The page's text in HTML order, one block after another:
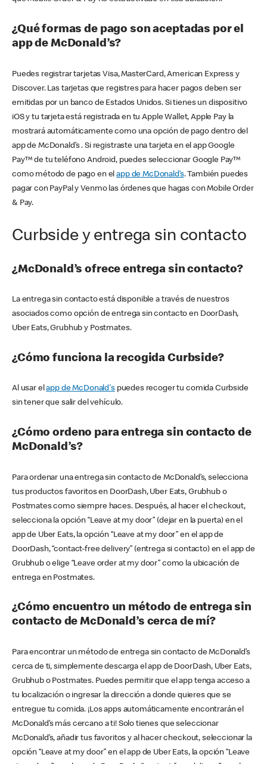
¿Qué formas de pago son aceptadas por el
app de McDonald’s?
Puedes registrar tarjetas Visa, MasterCard, American Express y
Discover. Las tarjetas que registres para hacer pagos deben ser
emitidas por un banco de Estados Unidos. Si tienes un dispositivo
iOS y tu tarjeta está registrada en tu Apple Wallet, Apple Pay la
mostrará automáticamente como una opción de pago dentro del
app de McDonald’s . Si registraste una tarjeta en el app Google
Pay™ de tu teléfono Android, puedes seleccionar Google Pay™
como método de pago en elapp de McDonald’s. También puedes
pagar con PayPal y Venmo las órdenes que hagas con Mobile Order
& Pay.
Curbside y entrega sin contacto
¿McDonald’s ofrece entrega sin contacto?
La entrega sin contacto está disponible a través de nuestros
asociados como opción de entrega sin contacto en DoorDash,
Uber Eats, Grubhub y Postmates.
¿Cómo funciona la recogida Curbside?
Al usar elapp de McDonald'spuedes recoger tu comida Curbside
sin tener que salir del vehículo.
¿Cómo ordeno para entrega sin contacto de
McDonald’s?
Para ordenar una entrega sin contacto de McDonald’s, selecciona
tus productos favoritos en DoorDash, Uber Eats, Grubhub o
Postmates como siempre haces. Después, al hacer el checkout,
selecciona la opción “Leave at my door” (dejar en la puerta) en el
app de Uber Eats, la opción “Leave at my door” en el app de
DoorDash, “contact-free delivery” (entrega si contacto) en el app de
Grubhub o elige “Leave order at my door” como la ubicación de
entrega en Postmates.
¿Cómo encuentro un método de entrega sin
contacto de McDonald’s cerca de mí?
Para encontrar un método de entrega sin contacto de McDonald’s
cerca de ti, simplemente descarga el app de DoorDash, Uber Eats,
Grubhub o Postmates. Puedes permitir que el app tenga acceso a
tu localización o ingresar la dirección a donde quieres que se
entregue tu comida. ¡Los apps automáticamente encontrarán el
McDonald’s más cercano a ti! Solo tienes que seleccionar
McDonald’s, añadir tus favoritos y al hacer checkout, seleccionar la
opción “Leave at my door” en el app de Uber Eats, la opción “Leave